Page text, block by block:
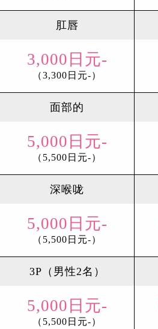
肛唇
3,000日元-
（3,300日元-）
面部的
5,000日元-
（5,500日元-）
深喉咙
5,000日元-
（5,500日元-）
3P（男性2名）
5,000日元-
（5,500日元-）